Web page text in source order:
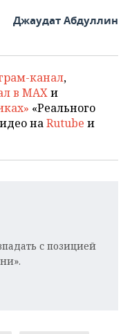
Джаудат Абдуллин
канал,
в MAXи
«Реального
наRutube и
с позицией